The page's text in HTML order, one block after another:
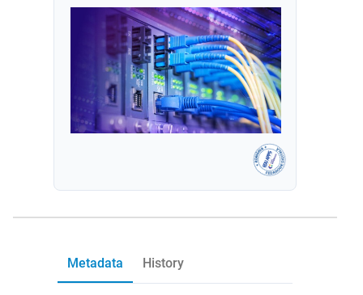
Metadata History